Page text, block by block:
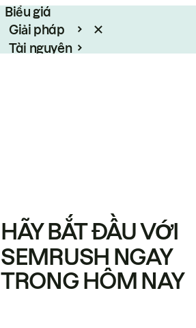
Biểu giá
Giải pháp
Tài nguyên
HÃY BẮT ĐẦU VỚI
SEMRUSH NGAY
TRONG HÔM NAY